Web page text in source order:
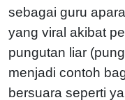
sebagai guru
yang viral akibat
pungutan liar
menjadi contoh
bersuara seperti